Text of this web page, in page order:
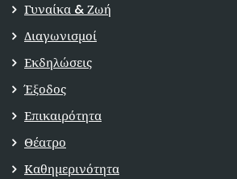
Γυναίκα & Ζωή
Διαγωνισμοί
Εκδηλώσεις
Έξοδος
Επικαιρότητα
Θέατρο
Καθημερινότητα